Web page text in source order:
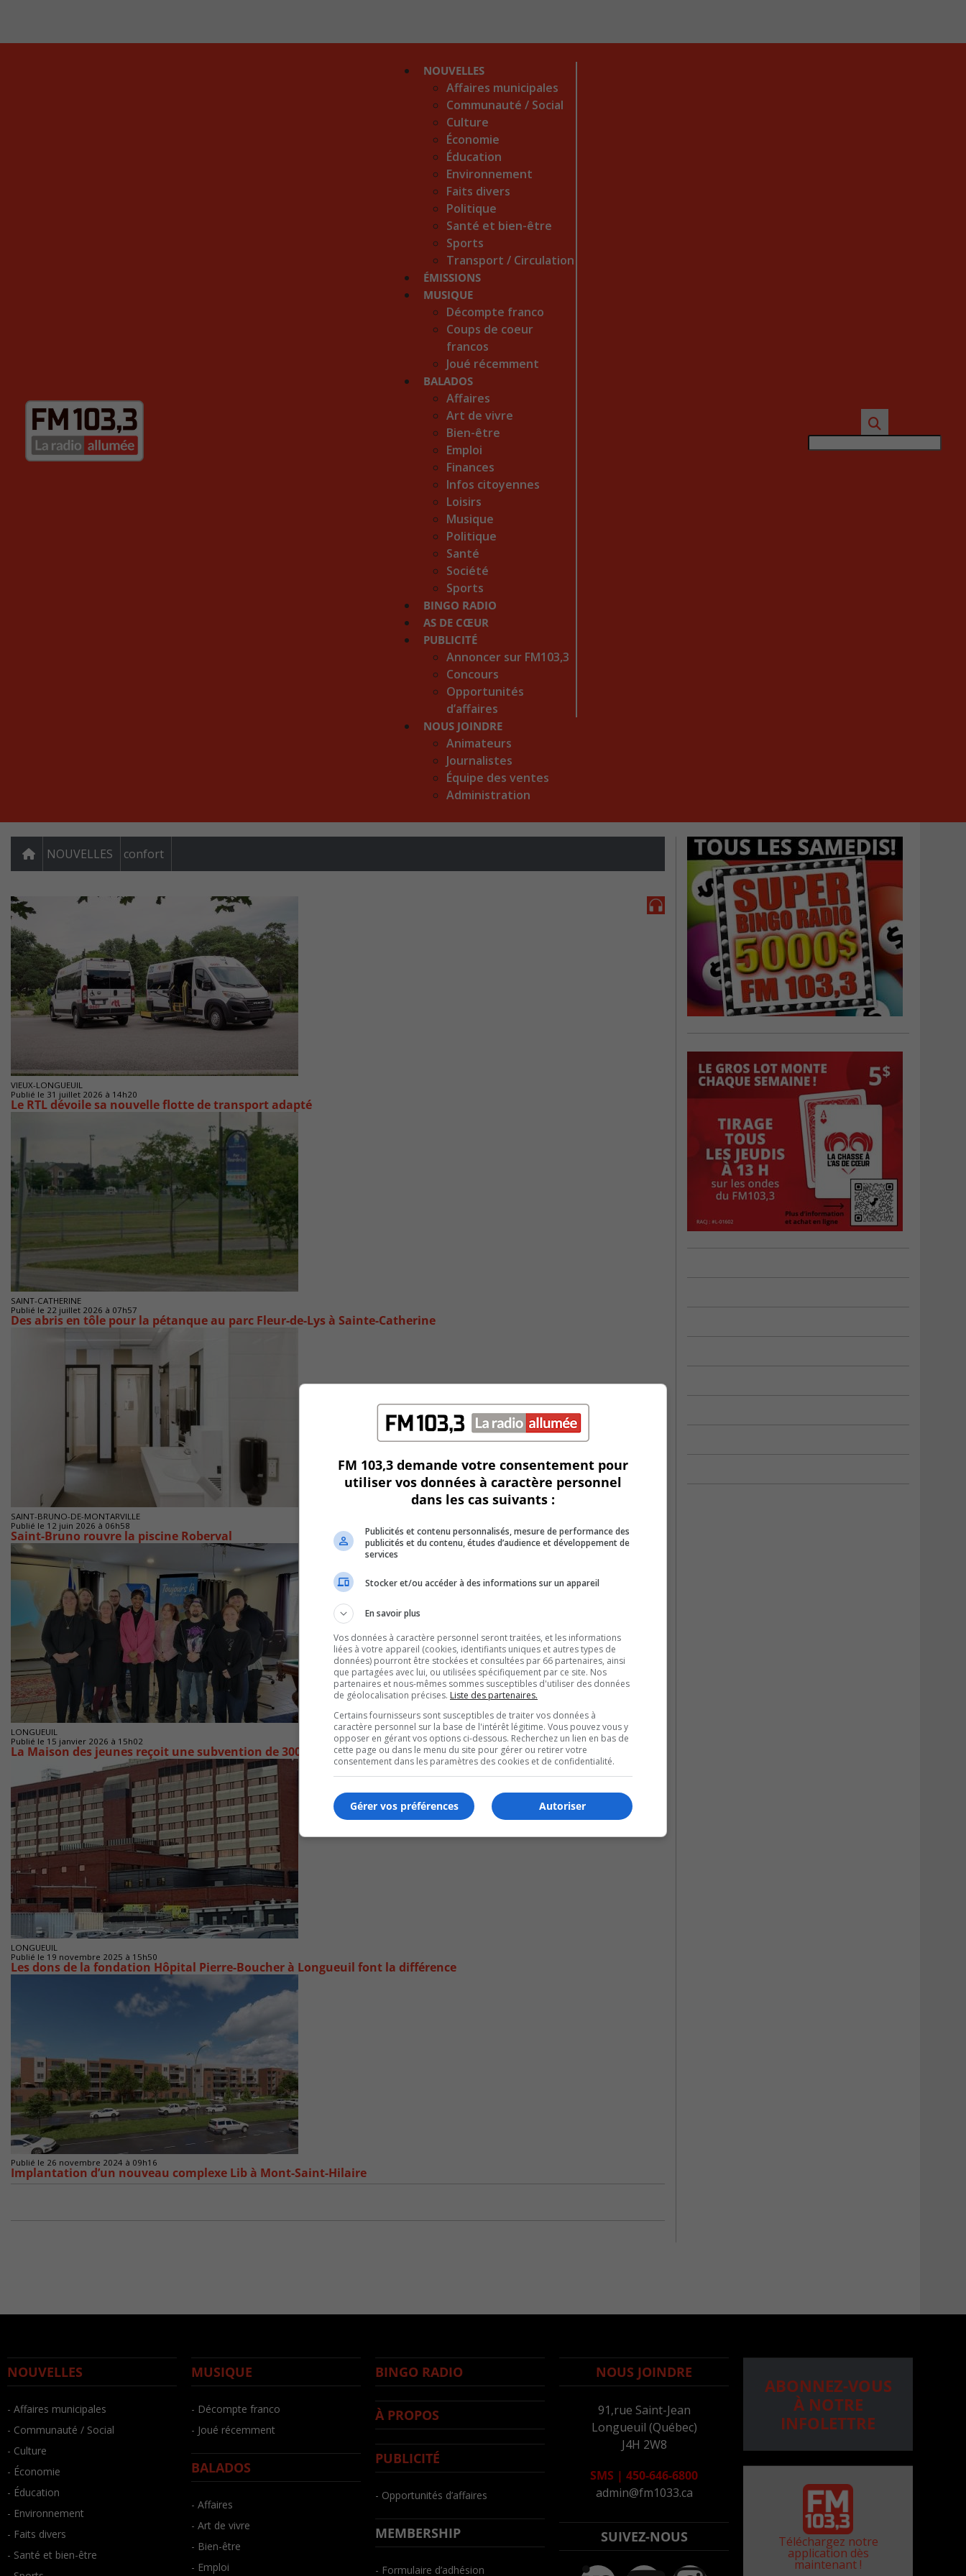
NOUVELLES
Affaires municipales
Communauté / Social
Culture
Économie
Éducation
Environnement
Faits divers
Politique
Santé et bien-être
Sports
Transport / Circulation
ÉMISSIONS
MUSIQUE
Décompte franco
Coups de coeur
francos
Joué récemment
BALADOS
Affaires
Art de vivre
Bien-être
Emploi
Finances
Infos citoyennes
Loisirs
Musique
Politique
Santé
Société
Sports
BINGO RADIO
AS DE CŒUR
PUBLICITÉ
Annoncer sur FM103,3
Concours
Opportunités
d’affaires
NOUS JOINDRE
Animateurs
Journalistes
Équipe des ventes
Administration
NOUVELLES confort
VIEUX-LONGUEUIL
Publié le 31 juillet 2026 à 14h20
Le RTL dévoile sa nouvelle flotte de transport adapté
SAINT-CATHERINE
Publié le 22 juillet 2026 à 07h57
Des abris en tôle pour la pétanque au parc Fleur-de-Lys à Sainte-Catherine
SAINT-BRUNO-DE-MONTARVILLE
Publié le 12 juin 2026 à 06h58
Saint-Bruno rouvre la piscine Roberval
LONGUEUIL
Publié le 15 janvier 2026 à 15h02
La Maison des jeunes reçoit une subvention de 300 000 $
LONGUEUIL
Publié le 19 novembre 2025 à 15h50
Les dons de la fondation Hôpital Pierre-Boucher à Longueuil font la différence
Publié le 26 novembre 2024 à 09h16
Implantation d’un nouveau complexe Lib à Mont-Saint-Hilaire
NOUVELLES
- Affaires municipales
- Communauté / Social
- Culture
- Économie
- Éducation
- Environnement
- Faits divers
- Santé et bien-être
MUSIQUE
- Décompte franco
- Joué récemment
BALADOS
- Affaires
- Art de vivre
- Bien-être
- Emploi
BINGO RADIO
À PROPOS
PUBLICITÉ
- Opportunités d’affaires
MEMBERSHIP
- Formulaire d’adhésion
NOUS JOINDRE
91,rue Saint-Jean
Longueuil (Québec)
J4H 2W8
SMS | 450-646-6800
admin@fm1033.ca
SUIVEZ-NOUS
ABONNEZ-VOUS
À NOTRE
INFOLETTRE
Téléchargez notre
application dès
maintenant !
FM 103,3 demande votre consentement pour
utiliser vos données à caractère personnel
dans les cas suivants :
Publicités et contenu personnalisés, mesure de performance des
publicités et du contenu, études d’audience et développement de
services
Stocker et/ou accéder à des informations sur un appareil
En savoir plus
Vos données à caractère personnel seront traitées, et les informations
liées à votre appareil (cookies, identifiants uniques et autres types de
données) pourront être stockées et consultées par 66 partenaires, ainsi
que partagées avec lui, ou utilisées spécifiquement par ce site. Nos
partenaires et nous-mêmes sommes susceptibles d'utiliser des données
de géolocalisation précises. Liste des partenaires.
Certains fournisseurs sont susceptibles de traiter vos données à
caractère personnel sur la base de l'intérêt légitime. Vous pouvez vous y
opposer en gérant vos options ci-dessous. Recherchez un lien en bas de
cette page ou dans le menu du site pour gérer ou retirer votre
consentement dans les paramètres des cookies et de confidentialité.
Autoriser
Gérer vos préférences